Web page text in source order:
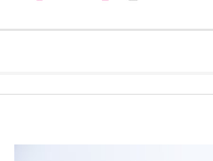
NŐI
VÁLTÓ